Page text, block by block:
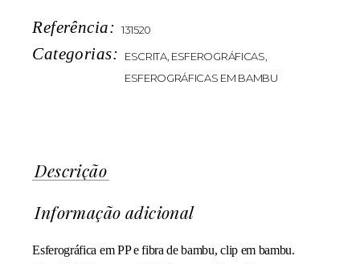
Referência: 131520
Categorias: ESCRITA, ESFEROGRÁFICAS,
ESFEROGRÁFICAS EM BAMBU
Descrição
Informação adicional
Esferográfica em PP e fibra de bambu, clip em bambu.